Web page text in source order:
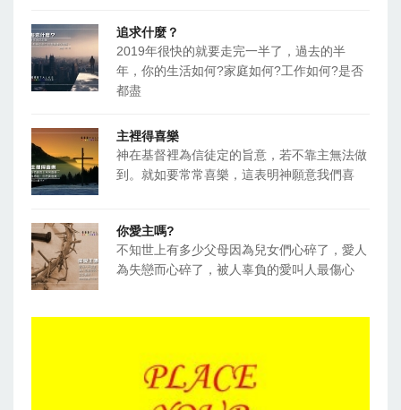
追求什麼？
2019年很快的就要走完一半了，過去的半
年，你的生活如何?家庭如何?工作如何?是否
都盡
主裡得喜樂
神在基督裡為信徒定的旨意，若不靠主無法做
到。就如要常常喜樂，這表明神願意我們喜
你愛主嗎?
不知世上有多少父母因為兒女們心碎了，愛人
為失戀而心碎了，被人辜負的愛叫人最傷心